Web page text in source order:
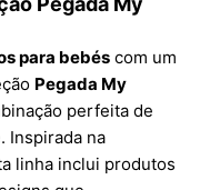
para bebés com um
Pegada My
perfeita de
Inspirada na
linha inclui produtos